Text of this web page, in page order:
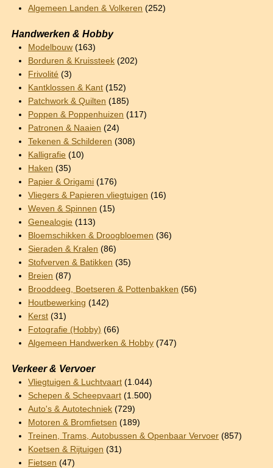
Algemeen Landen & Volkeren (252)
Handwerken & Hobby
Modelbouw (163)
Borduren & Kruissteek (202)
Frivolité (3)
Kantklossen & Kant (152)
Patchwork & Quilten (185)
Poppen & Poppenhuizen (117)
Patronen & Naaien (24)
Tekenen & Schilderen (308)
Kalligrafie (10)
Haken (35)
Papier & Origami (176)
Vliegers & Papieren vliegtuigen (16)
Weven & Spinnen (15)
Genealogie (113)
Bloemschikken & Droogbloemen (36)
Sieraden & Kralen (86)
Stofverven & Batikken (35)
Breien (87)
Brooddeeg, Boetseren & Pottenbakken (56)
Houtbewerking (142)
Kerst (31)
Fotografie (Hobby) (66)
Algemeen Handwerken & Hobby (747)
Verkeer & Vervoer
Vliegtuigen & Luchtvaart (1.044)
Schepen & Scheepvaart (1.500)
Auto's & Autotechniek (729)
Motoren & Bromfietsen (189)
Treinen, Trams, Autobussen & Openbaar Vervoer (857)
Koetsen & Rijtuigen (31)
Fietsen (47)